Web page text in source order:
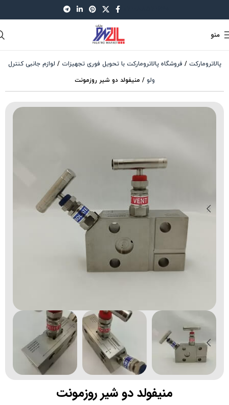
منو
پالاترومارکت / فروشگاه پالاترومارکت با تحویل فوری تجهیزات / لوازم جانبی کنترل
ولو / منیفولد دو شیر روزمونت
منیفولد دو شیر روزمونت